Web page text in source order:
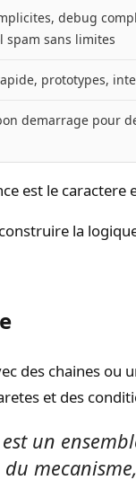
debug
spam sans limites
prototypes,
demarrage pour
est le
la
des chaines
et des
un